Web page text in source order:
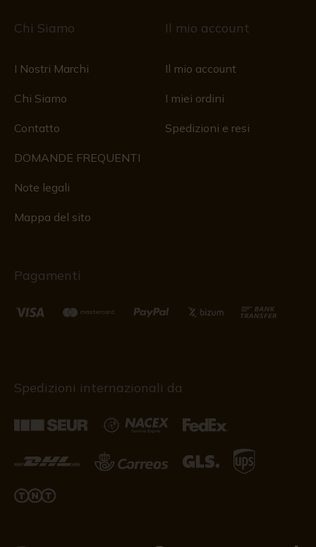
Chi Siamo
I Nostri Marchi
Chi Siamo
Contatto
DOMANDE FREQUENTI
Note legali
Mappa del sito
Il mio account
Il mio account
I miei ordini
Spedizioni e resi
Pagamenti
Spedizioni internazionali da